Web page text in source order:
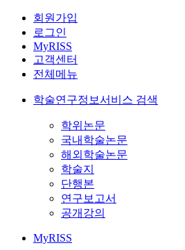
회원가입
로그인
MyRISS
고객센터
전체메뉴
학술연구정보서비스 검색
학위논문
국내학술논문
해외학술논문
학술지
단행본
연구보고서
공개강의
MyRISS